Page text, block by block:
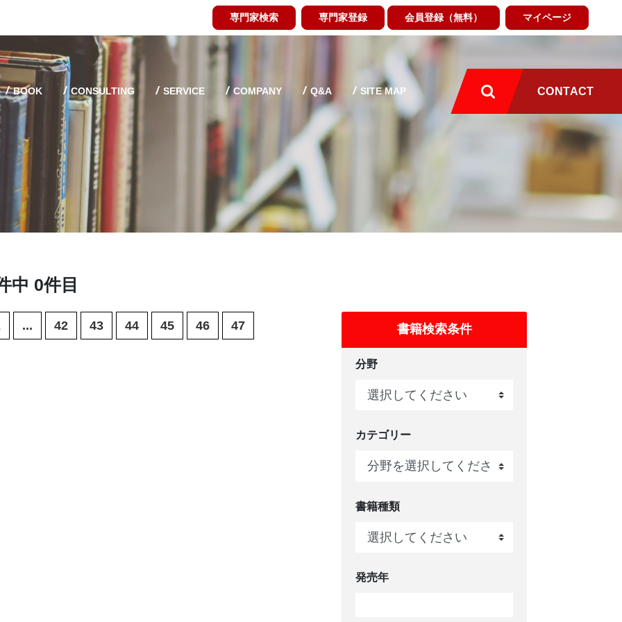
専門家検索 専門家登録 会員登録（無料） マイページ
BOOK CONSULTING SERVICE COMPANY Q&A SITE MAP CONTACT
中 0件目
... 42 43 44 45 46 47 書籍検索条件
分野
カテゴリー
書籍種類
発売年